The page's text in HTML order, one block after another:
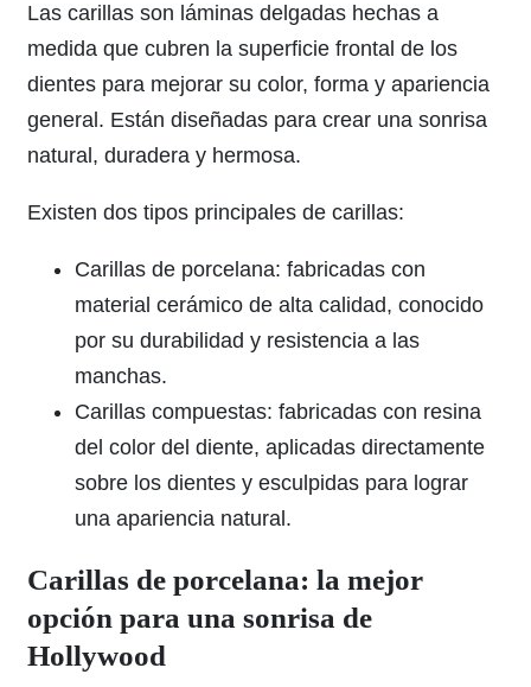
Las carillas son láminas delgadas hechas a
medida que cubren la superficie frontal de los
dientes para mejorar su color, forma y apariencia
general. Están diseñadas para crear una sonrisa
natural, duradera y hermosa.
Existen dos tipos principales de carillas:
Carillas de porcelana: fabricadas con
material cerámico de alta calidad, conocido
por su durabilidad y resistencia a las
manchas.
Carillas compuestas: fabricadas con resina
del color del diente, aplicadas directamente
sobre los dientes y esculpidas para lograr
una apariencia natural.
Carillas de porcelana: la mejor
opción para una sonrisa de
Hollywood